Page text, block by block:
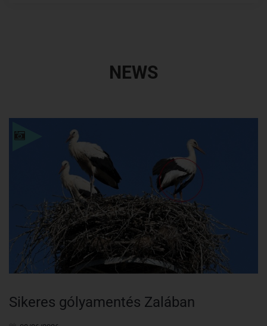
NEWS
Details
Sikeres gólyamentés Zalában